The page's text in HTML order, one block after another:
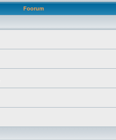
Foorum